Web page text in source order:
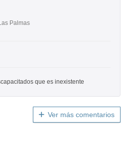
Palmas
que es inexistente
Ver más comentarios